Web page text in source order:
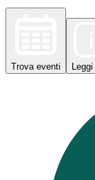
Trova eventi Leggi